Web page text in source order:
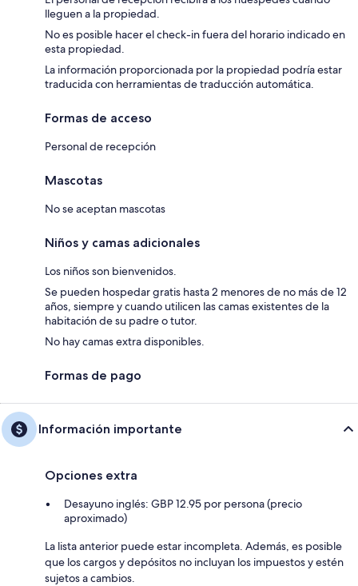
lleguen a la propiedad.
No es posible hacer el check-in fuera del horario indicado en
esta propiedad.
La información proporcionada por la propiedad podría estar
traducida con herramientas de traducción automática.
Formas de acceso
Personal de recepción
Mascotas
No se aceptan mascotas
Niños y camas adicionales
Los niños son bienvenidos.
Se pueden hospedar gratis hasta 2 menores de no más de 12
años, siempre y cuando utilicen las camas existentes de la
habitación de su padre o tutor.
No hay camas extra disponibles.
Formas de pago
Información importante
Opciones extra
Desayuno inglés: GBP 12.95 por persona (precio
aproximado)
La lista anterior puede estar incompleta. Además, es posible
que los cargos y depósitos no incluyan los impuestos y estén
sujetos a cambios.